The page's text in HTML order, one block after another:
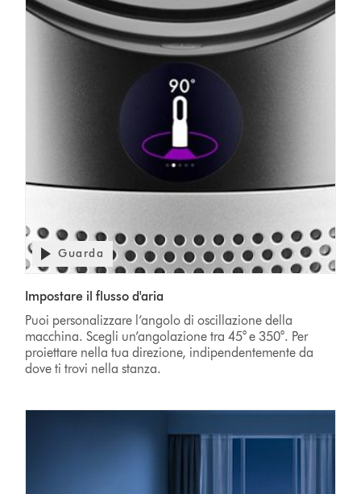
Transcript
Apri
trascrizione
video
Guarda
Impostare il flusso d'aria
Puoi personalizzare l’angolo di oscillazione della
macchina. Scegli un’angolazione tra 45° e 350°. Per
proiettare nella tua direzione, indipendentemente da
dove ti trovi nella stanza.